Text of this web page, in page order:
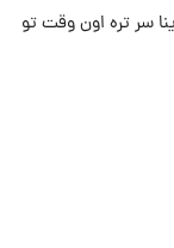
سر تره اون وقت تو